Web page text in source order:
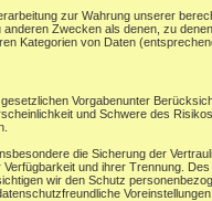
zur Wahrung unserer
Zwecken als denen, zu
Kategorien von Daten
Vorgabenunter
und Schwere des
die Sicherung der
und ihrer Trennung.
wir den Schutz
Voreinstellungen.